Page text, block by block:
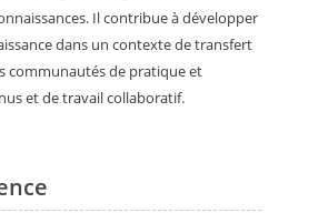
Il contribue à développer
dans un contexte de transfert
communautés de pratique et
et de travail collaboratif.